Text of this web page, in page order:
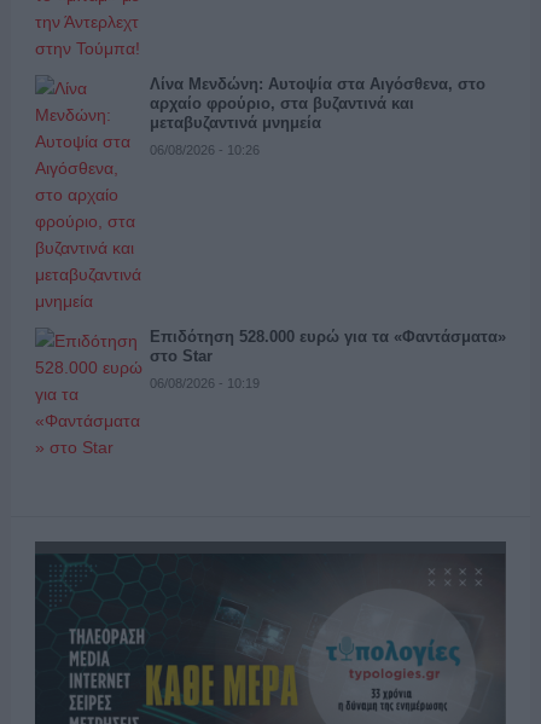
Λίνα Μενδώνη: Αυτοψία στα Αιγόσθενα, στο
αρχαίο φρούριο, στα βυζαντινά και
μεταβυζαντινά μνημεία
06/08/2026 - 10:26
Επιδότηση 528.000 ευρώ για τα «Φαντάσματα»
στο Star
06/08/2026 - 10:19